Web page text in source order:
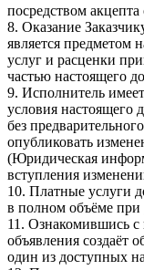
посредством
8. Оказание
является предметом
услуг и расценки
частью настоящего
9. Исполнитель
условия настоящего
без
опубликовать
(Юридическая
вступления
10. Платные услуги
в полном объёме при
11. Ознакомившись
объявления создаёт
один из доступных